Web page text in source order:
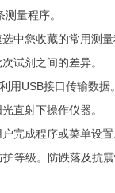
量程序。
中您收藏的常用测量
试剂之间的差异。
USB接口传输数据
直射下操作仪器。
完成程序或菜单设置
等级。防跌落及抗震